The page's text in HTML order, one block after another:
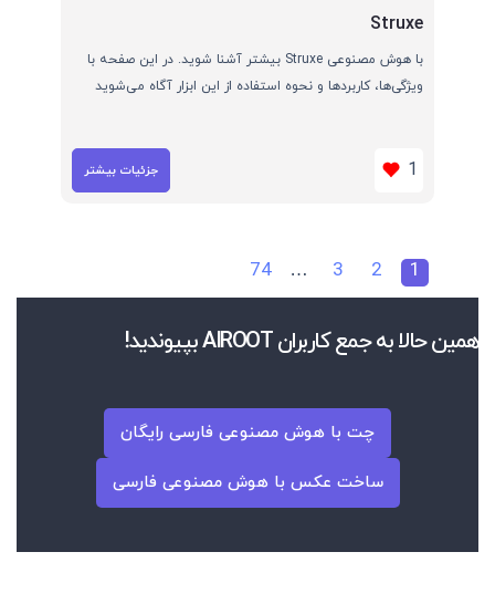
Struxe
با هوش مصنوعی Struxe بیشتر آشنا شوید. در این صفحه با
ویژگی‌ها، کاربردها و نحوه استفاده از این ابزار آگاه می‌شوید
1 جزئیات بیشتر
1
2
3
…
74
همین حالا به جمع کاربران AIROOT بپیوندید!
چت با هوش مصنوعی فارسی رایگان
ساخت عکس با هوش مصنوعی فارسی